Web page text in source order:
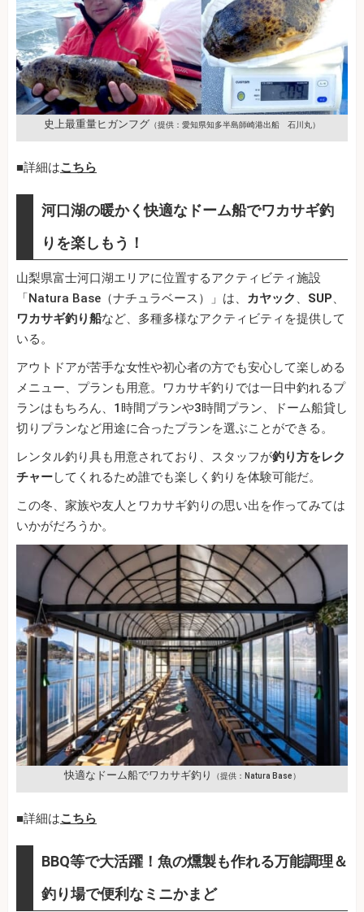
史上最重量ヒガンフグ （提供：愛知県知多半島師崎港出船 石川丸）
■詳細はこちら
河口湖の暖かく快適なドーム船でワカサギ釣
りを楽しもう！
山梨県富士河口湖エリアに位置するアクティビティ施設
「Natura Base（ナチュラベース）」は、 カヤック 、 SUP、
ワカサギ釣り船など、多種多様なアクティビティを提供して
いる。
アウトドアが苦手な女性や初心者の方でも安心して楽しめる
メニュー、プランも用意。ワカサギ釣りでは一日中釣れるプ
ランはもちろん、1時間プランや3時間プラン、ドーム船貸し
切りプランなど用途に合ったプランを選ぶことができる。
レンタル釣り具も用意されており、スタッフが釣り方をレク
チャーしてくれるため誰でも楽しく釣りを体験可能だ。
この冬、家族や友人とワカサギ釣りの思い出を作ってみては
いかがだろうか。
快適なドーム船でワカサギ釣り （提供：Natura Base）
■詳細はこちら
BBQ等で大活躍！魚の燻製も作れる万能調理＆
釣り場で便利なミニかまど